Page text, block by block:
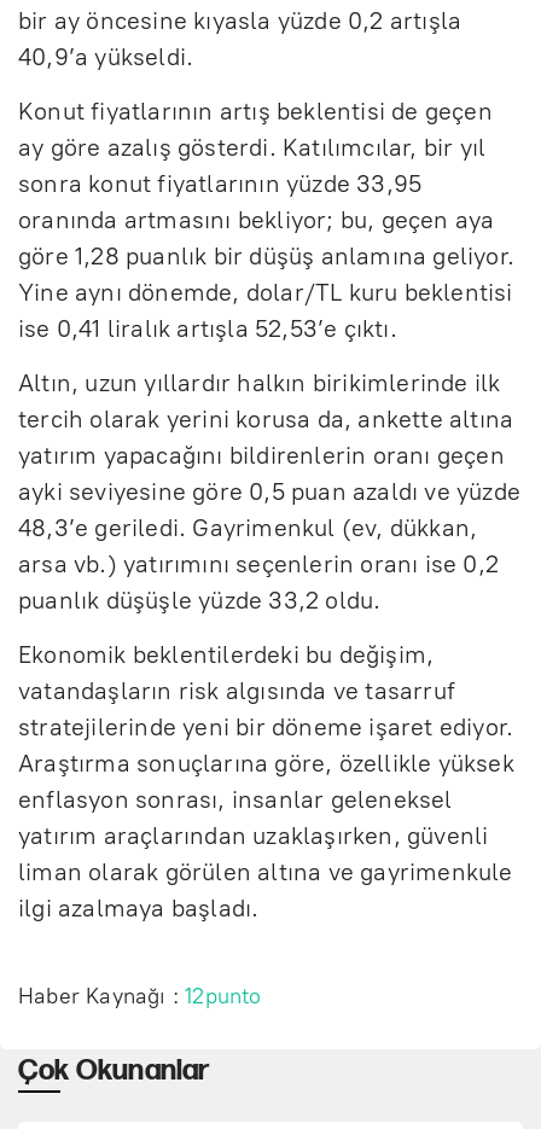
bir ay öncesine kıyasla yüzde 0,2 artışla
40,9’a yükseldi.
Konut fiyatlarının artış beklentisi de geçen
ay göre azalış gösterdi. Katılımcılar, bir yıl
sonra konut fiyatlarının yüzde 33,95
oranında artmasını bekliyor; bu, geçen aya
göre 1,28 puanlık bir düşüş anlamına geliyor.
Yine aynı dönemde, dolar/TL kuru beklentisi
ise 0,41 liralık artışla 52,53’e çıktı.
Altın, uzun yıllardır halkın birikimlerinde ilk
tercih olarak yerini korusa da, ankette altına
yatırım yapacağını bildirenlerin oranı geçen
ayki seviyesine göre 0,5 puan azaldı ve yüzde
48,3’e geriledi. Gayrimenkul (ev, dükkan,
arsa vb.) yatırımını seçenlerin oranı ise 0,2
puanlık düşüşle yüzde 33,2 oldu.
Ekonomik beklentilerdeki bu değişim,
vatandaşların risk algısında ve tasarruf
stratejilerinde yeni bir döneme işaret ediyor.
Araştırma sonuçlarına göre, özellikle yüksek
enflasyon sonrası, insanlar geleneksel
yatırım araçlarından uzaklaşırken, güvenli
liman olarak görülen altına ve gayrimenkule
ilgi azalmaya başladı.
Haber Kaynağı :12punto
Çok Okunanlar